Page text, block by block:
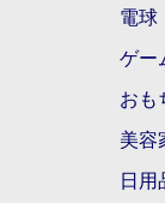
電球
ゲー
おも
美容
日用